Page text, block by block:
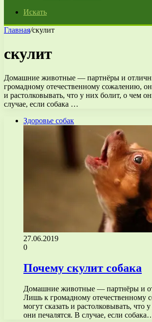
Искать
Главная/скулит
скулит
Домашние животные — партнёры и
громадному отечественному сожалению,
и растолковывать, что у них болит, о чем
случае, если собака …
Здоровье собак
27.06.2019
0
Почему скулит собака
Домашние животные — партнёры и
Лишь к громадному отечественному
могут сказать и растолковывать, что
они печалятся. В случае, если